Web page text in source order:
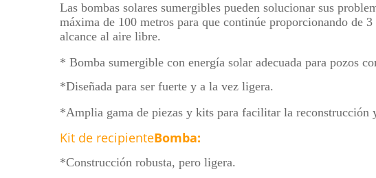
Las bombas solares sumergibles pueden solucionar sus
máxima de 100 metros para que continúe proporcionando de
alcance al aire libre.
* Bomba sumergible con energía solar adecuada para pozos
*Diseñada para ser fuerte y a la vez ligera.
*Amplia gama de piezas y kits para facilitar la reconstrucción
Kit de recipienteBomba:
*Construcción robusta, pero ligera.